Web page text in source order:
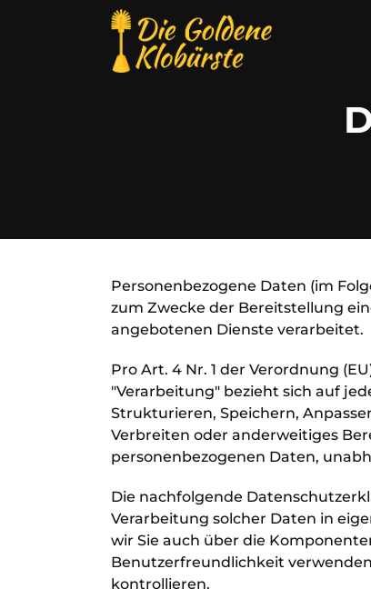
Personenbezogene Daten (im
zum Zwecke der Bereitstellung
angebotenen Dienste verarbeitet.
Pro Art. 4 Nr. 1 der Verordnung
"Verarbeitung" bezieht sich auf
Strukturieren, Speichern,
Verbreiten oder anderweitiges
personenbezogenen Daten,
Die nachfolgende
Verarbeitung solcher Daten in
wir Sie auch über die
Benutzerfreundlichkeit
kontrollieren.